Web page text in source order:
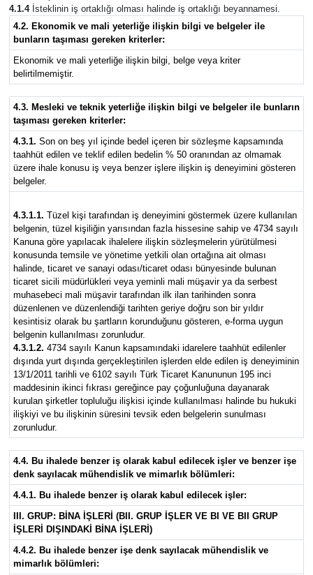
4.1.4İsteklinin iş ortaklığı olması halinde iş ortaklığı beyannamesi.
4.2. Ekonomik ve mali yeterliğe ilişkin bilgi ve belgeler ile
bunların taşıması gereken kriterler:
Ekonomik ve mali yeterliğe ilişkin bilgi, belge veya kriter
belirtilmemiştir.
4.3. Mesleki ve teknik yeterliğe ilişkin bilgi ve belgeler ile bunların
taşıması gereken kriterler:
4.3.1. Son on beş yıl içinde bedel içeren bir sözleşme kapsamında
taahhüt edilen ve teklif edilen bedelin % 50 oranından az olmamak
üzere ihale konusu iş veya benzer işlere ilişkin iş deneyimini gösteren
belgeler.
4.3.1.1. Tüzel kişi tarafından iş deneyimini göstermek üzere kullanılan
belgenin, tüzel kişiliğin yarısından fazla hissesine sahip ve 4734 sayılı
Kanuna göre yapılacak ihalelere ilişkin sözleşmelerin yürütülmesi
konusunda temsile ve yönetime yetkili olan ortağına ait olması
halinde, ticaret ve sanayi odası/ticaret odası bünyesinde bulunan
ticaret sicili müdürlükleri veya yeminli mali müşavir ya da serbest
muhasebeci mali müşavir tarafından ilk ilan tarihinden sonra
düzenlenen ve düzenlendiği tarihten geriye doğru son bir yıldır
kesintisiz olarak bu şartların korunduğunu gösteren, e-forma uygun
belgenin kullanılması zorunludur.
4.3.1.2. 4734 sayılı Kanun kapsamındaki idarelere taahhüt edilenler
dışında yurt dışında gerçekleştirilen işlerden elde edilen iş deneyiminin
13/1/2011 tarihli ve 6102 sayılı Türk Ticaret Kanununun 195 inci
maddesinin ikinci fıkrası gereğince pay çoğunluğuna dayanarak
kurulan şirketler topluluğu ilişkisi içinde kullanılması halinde bu hukuki
ilişkiyi ve bu ilişkinin süresini tevsik eden belgelerin sunulması
zorunludur.
4.4. Bu ihalede benzer işolarak kabul edilecek işler ve benzer işe
denk sayı lacak mühendislik ve mimarl ı k bölümleri:
4.4.1. Bu ihalede benzer işolarak kabul edilecek işler:
III. GRUP: Bİ NA İŞ LERİ (BII. GRUP İŞ LER VE BI VE BII GRUP
İŞ LERİ DI Ş INDAKİ Bİ NA İŞ LERİ )
4.4.2. Bu ihalede benzer işe denk sayı lacak mühendislik ve
mimarl ı k bölümleri: